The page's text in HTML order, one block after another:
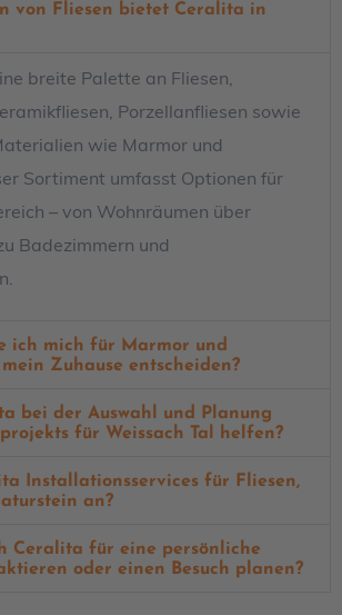
von Fliesen bietet Ceralita in
breite Palette an Fliesen,
Porzellanfliesen sowie
wie Marmor und
Sortiment umfasst Optionen für
– von Wohnräumen über
Badezimmern und
ich mich für Marmor und
Zuhause entscheiden?
bei der Auswahl und Planung
für Weissach Tal helfen?
Installationsservices für Fliesen,
an?
Ceralita für eine persönliche
oder einen Besuch planen?